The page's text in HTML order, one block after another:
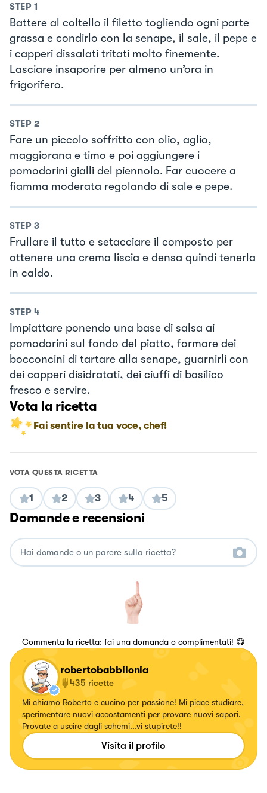
STEP 1
Battere al coltello il filetto togliendo ogni parte
grassa e condirlo con la senape, il sale, il pepe e
i capperi dissalati tritati molto finemente.
Lasciare insaporire per almeno un’ora in
frigorifero.
STEP 2
Fare un piccolo soffritto con olio, aglio,
maggiorana e timo e poi aggiungere i
pomodorini gialli del piennolo. Far cuocere a
fiamma moderata regolando di sale e pepe.
STEP 3
Frullare il tutto e setacciare il composto per
ottenere una crema liscia e densa quindi tenerla
in caldo.
STEP 4
Impiattare ponendo una base di salsa ai
pomodorini sul fondo del piatto, formare dei
bocconcini di tartare alla senape, guarnirli con
dei capperi disidratati, dei ciuffi di basilico
fresco e servire.
Vota la ricetta
Fai sentire la tua voce, chef!
VOTA QUESTA RICETTA
1 2 3 4 5
Domande e recensioni
Commenta la ricetta: fai una domanda o complimentati! 😋
robertobabbilonia
435 ricette
Mi chiamo Roberto e cucino per passione! Mi piace studiare,
sperimentare nuovi accostamenti per provare nuovi sapori.
Provate a uscire dagli schemi...vi stupirete!!
Visita il profilo